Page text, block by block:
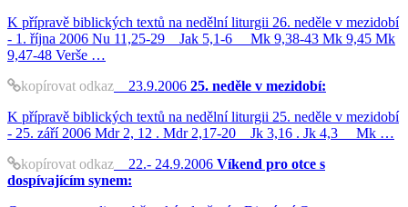
K přípravě biblických textů na nedělní liturgii 26. neděle v mezidobí
- 1. října 2006 Nu 11,25-29 Jak 5,1-6 Mk 9,38-43 Mk 9,45 Mk
9,47-48 Verše …
kopírovat odkaz 23.9.2006 25. neděle v mezidobí:
K přípravě biblických textů na nedělní liturgii 25. neděle v mezidobí
- 25. září 2006 Mdr 2, 12 . Mdr 2,17-20 Jk 3,16 . Jk 4,3 Mk …
kopírovat odkaz 22.- 24.9.2006 Víkend pro otce s
dospívajícím synem: